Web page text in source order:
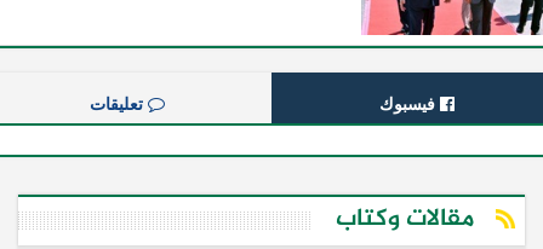
فيسبوك تعليقات
مقالات وكتاب